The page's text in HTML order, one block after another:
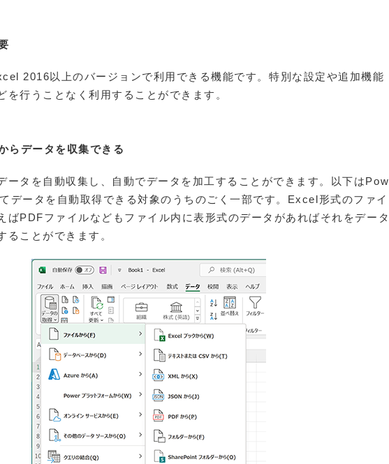
2016以上のバージョンで利用できる機能です。特別な設定や追加機能
を行うことなく利用することができます。
らデータを収集できる
ータを自動収集し、自動でデータを加工することができます。以下はPow
データを自動取得できる対象のうちのごく一部です。Excel形式のファイ
ばPDFファイルなどもファイル内に表形式のデータがあればそれをデータ
ることができます。